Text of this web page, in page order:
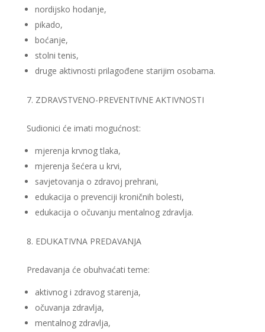
nordijsko hodanje,
pikado,
boćanje,
stolni tenis,
druge aktivnosti prilagođene starijim osobama.
ZDRAVSTVENO-PREVENTIVNE AKTIVNOSTI
Sudionici će imati mogućnost:
mjerenja krvnog tlaka,
mjerenja šećera u krvi,
savjetovanja o zdravoj prehrani,
edukacija o prevenciji kroničnih bolesti,
edukacija o očuvanju mentalnog zdravlja.
EDUKATIVNA PREDAVANJA
Predavanja će obuhvaćati teme:
aktivnog i zdravog starenja,
očuvanja zdravlja,
mentalnog zdravlja,